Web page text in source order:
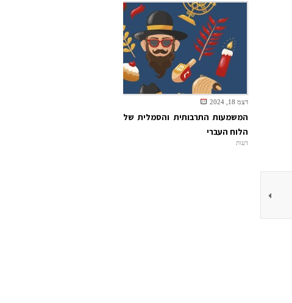
דצמ 18, 2024
המשמעות התרבותית והסמלית של
הלוח העברי
דעות